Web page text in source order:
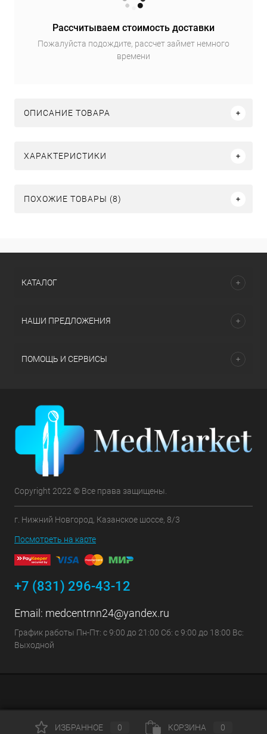
Рассчитываем стоимость доставки
Пожалуйста подождите, рассчет займет немного
времени
ОПИСАНИЕ ТОВАРА
ХАРАКТЕРИСТИКИ
ПОХОЖИЕ ТОВАРЫ (8)
КАТАЛОГ
НАШИ ПРЕДЛОЖЕНИЯ
ПОМОЩЬ И СЕРВИСЫ
Copyright 2022 © Все права защищены.
г. Нижний Новгород, Казанское шоссе, 8/3
Посмотреть на карте
+7 (831) 296-43-12
Email: medcentrnn24@yandex.ru
График работы Пн-Пт: с 9:00 до 21:00 Сб: с 9:00 до 18:00 Вс:
Выходной
ИЗБРАННОЕ 0 КОРЗИНА 0